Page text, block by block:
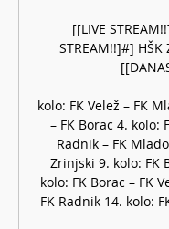
[[LIVE
STREAM!!]#]
kolo: FK Velež – FK
– FK Borac 4. kolo:
Radnik – FK
Zrinjski 9. kolo: FK
kolo: FK Borac – FK
FK Radnik 14. kolo: